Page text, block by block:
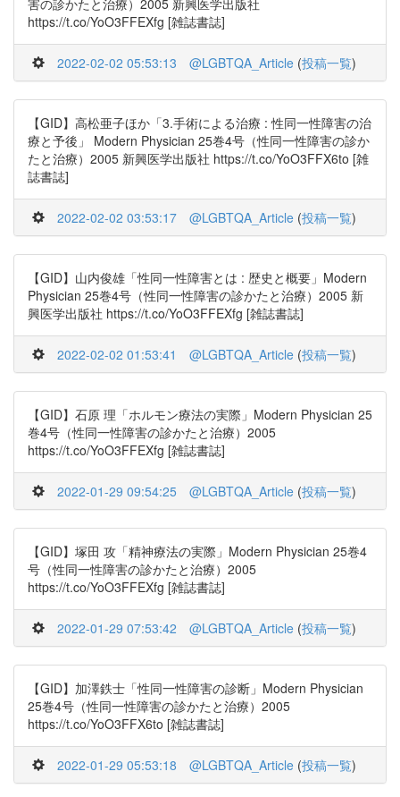
害の診かたと治療）2005 新興医学出版社
https://t.co/YoO3FFEXfg [雑誌書誌]
2022-02-02 05:53:13 @LGBTQA_Article (投稿一覧)
【GID】高松亜子ほか「3.手術による治療 : 性同一性障害の治
療と予後」 Modern Physician 25巻4号（性同一性障害の診か
たと治療）2005 新興医学出版社 https://t.co/YoO3FFX6to [雑
誌書誌]
2022-02-02 03:53:17 @LGBTQA_Article (投稿一覧)
【GID】山内俊雄「性同一性障害とは : 歴史と概要」Modern
Physician 25巻4号（性同一性障害の診かたと治療）2005 新
興医学出版社 https://t.co/YoO3FFEXfg [雑誌書誌]
2022-02-02 01:53:41 @LGBTQA_Article (投稿一覧)
【GID】石原 理「ホルモン療法の実際」Modern Physician 25
巻4号（性同一性障害の診かたと治療）2005
https://t.co/YoO3FFEXfg [雑誌書誌]
2022-01-29 09:54:25 @LGBTQA_Article (投稿一覧)
【GID】塚田 攻「精神療法の実際」Modern Physician 25巻4
号（性同一性障害の診かたと治療）2005
https://t.co/YoO3FFEXfg [雑誌書誌]
2022-01-29 07:53:42 @LGBTQA_Article (投稿一覧)
【GID】加澤鉄士「性同一性障害の診断」Modern Physician
25巻4号（性同一性障害の診かたと治療）2005
https://t.co/YoO3FFX6to [雑誌書誌]
2022-01-29 05:53:18 @LGBTQA_Article (投稿一覧)